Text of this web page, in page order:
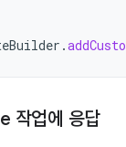
.
작업에 응답